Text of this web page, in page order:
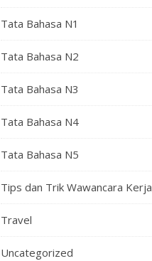
Tata Bahasa N1
Tata Bahasa N2
Tata Bahasa N3
Tata Bahasa N4
Tata Bahasa N5
Tips dan Trik Wawancara Kerja
Travel
Uncategorized